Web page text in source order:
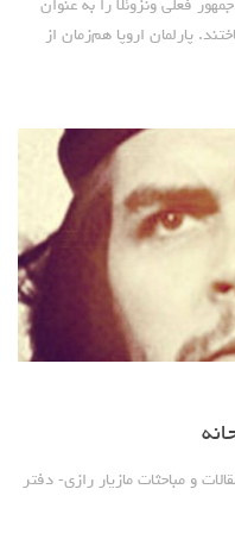
فعلی ونزوئلا را به عنوان
پارلمان اروپا هم‌زمان از
و مباحثات مازیار رازی- دفتر